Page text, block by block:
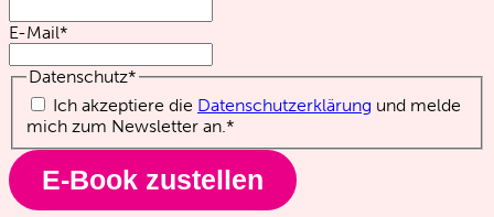
E-Mail*
Datenschutz*
Ich akzeptiere die Datenschutzerklärung und melde
mich zum Newsletter an. *